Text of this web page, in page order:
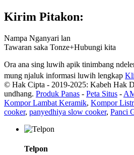
Kirim Pitakon:
Nampa Nganyari lan
Tawaran saka Tonze+Hubungi kita
Ora ana sing luwih apik tinimbang
mung njaluk informasi luwih lengkap
© Hak Cipta - 2019-2025: Kabeh Hak
undhang. Produk Panas - Peta Situs -
Kompor Lambat Keramik, Kompor
cooker, panyedhiya slow cooker, Panci
Telpon